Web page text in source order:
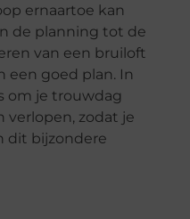
ernaartoe kan
de planning tot de
van een bruiloft
een goed plan. In
om je trouwdag
verlopen, zodat je
dit bijzondere